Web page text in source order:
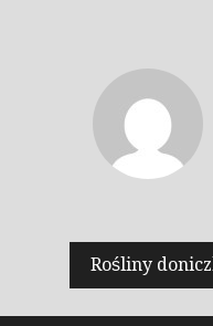
wpisu
Rośliny